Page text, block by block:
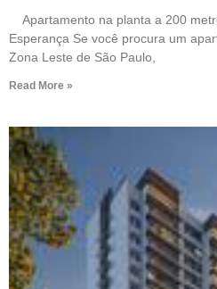
Apartamento na planta a 200
Esperança Se você procura um
Zona Leste de São Paulo,
Read More »